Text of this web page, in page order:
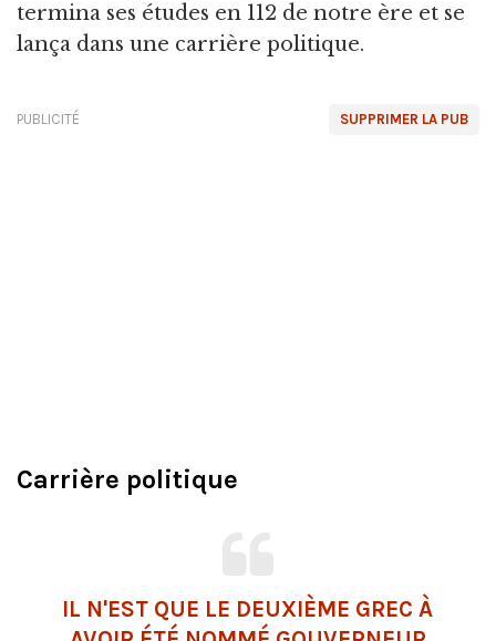
termina ses études en 112 de notre ère et se
lança dans une carrière politique.
SUPPRIMER LA PUB
PUBLICITÉ
Carrière politique
IL N'EST QUE LE DEUXIÈME GREC À